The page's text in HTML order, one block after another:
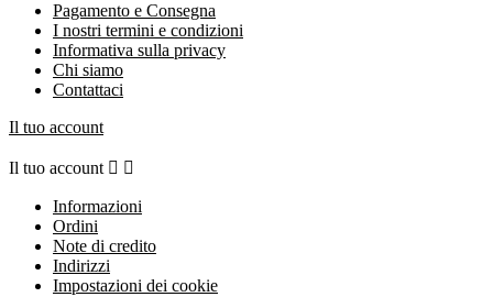
Pagamento e Consegna
I nostri termini e condizioni
Informativa sulla privacy
Chi siamo
Contattaci
Il tuo account
Il tuo account  
Informazioni
Ordini
Note di credito
Indirizzi
Impostazioni dei cookie